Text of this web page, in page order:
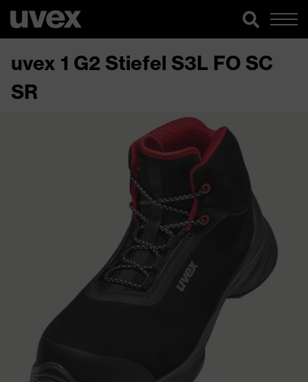
uvex 1 G2 Stiefel S3L FO SC
SR